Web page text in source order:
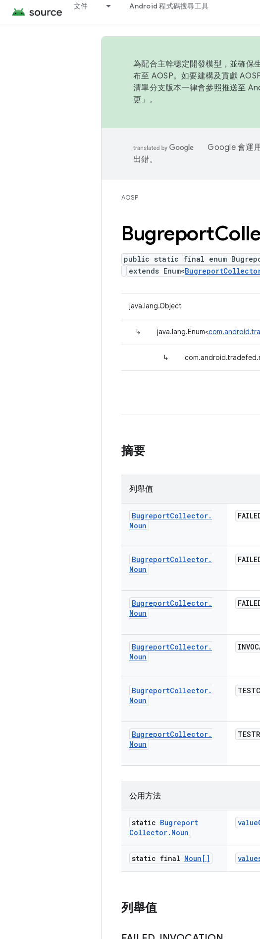
文件 Android 程式碼搜尋工具
為配合主幹穩定開發模型，並確保
布至 AOSP。如要建構及貢獻
清單分支版本一律會參照推送至
更 」。
Google 會運
出錯。
AOSP
Bugreport
public static final enum
extends Enum<
java.lang.Object
↳ java.lang.Enum<
↳
摘要
列舉值
BugreportCollector.
Noun
BugreportCollector.
Noun
BugreportCollector.
Noun
BugreportCollector.
Noun
BugreportCollector.
Noun
BugreportCollector.
Noun
公用方法
static Bugreport
Collector. Noun
value
static final Noun[]
列舉值